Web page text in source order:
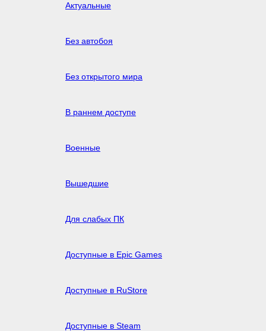
Актуальные
Без автобоя
Без открытого мира
В раннем доступе
Военные
Вышедшие
Для слабых ПК
Доступные в Epic Games
Доступные в RuStore
Доступные в Steam